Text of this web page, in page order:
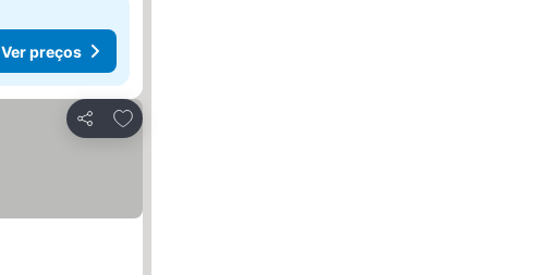
Ver preços
Partilhar
Adicionar aos favoritos